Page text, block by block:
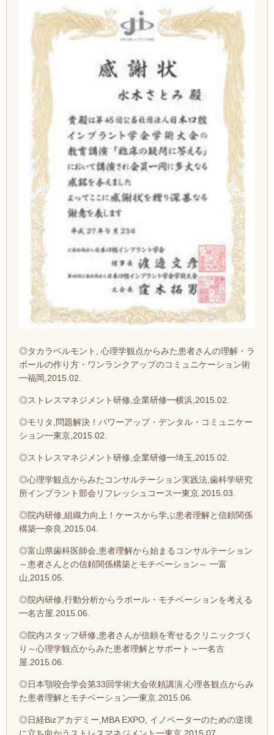
◎タカラベルモント, 心理学観点からみた患者さんの理解・ラ
ポールの作り方・ワンランクアップのコミュニケーション術
━福岡,2015.02.
◎ストレスマネジメント研修,企業研修━横浜,2015.02.
◎モリタ,問題解決！パワーアップ・デンタル・コミュニケー
ション━東京,2015.02.
◎ストレスマネジメント研修,企業研修━埼玉,2015.02.
◎心理学観点からみたコンサルテーション実践法,歯科学研究
所インプラント部会リフレッシュコース━東京.2015.03.
◎院内研修,組織力向上！ケースから学ぶ患者理解と信頼関係
構築━奈良.2015.04.
◎富山県歯科医師会,患者理解から始まるコンサルテーション
～患者さんとの信頼関係構築とモチベーション～ ━富
山,2015.05.
◎院内研修,行動分析からラポール・モチベーションを考える
━名古屋.2015.06.
◎院内スタッフ研修,患者さんが信頼を寄せるクリニックづく
り～心理学観点からみた患者理解とサポート～━名古
屋.2015.06.
◎日本顎咬合学会第33回学術大会依頼講演.心理各観点からみ
た患者理解とモチベーション━東京.2015.06.
◎日経Bizアカデミー,MBA EXPO, イノベーターのための逆境